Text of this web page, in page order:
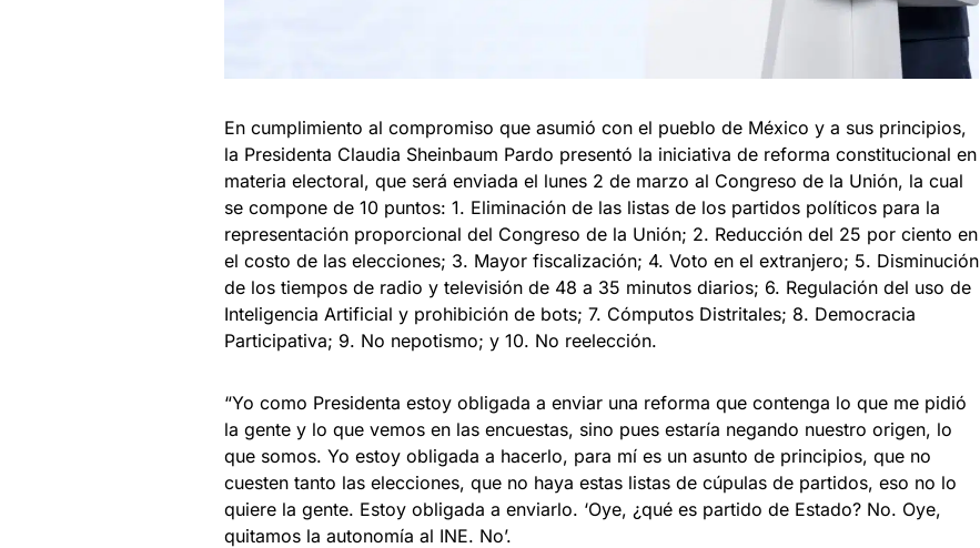
En cumplimiento al compromiso que asumió con el pueblo de México y a sus principios,
la Presidenta Claudia Sheinbaum Pardo presentó la iniciativa de reforma constitucional en
materia electoral, que será enviada el lunes 2 de marzo al Congreso de la Unión, la cual
se compone de 10 puntos: 1. Eliminación de las listas de los partidos políticos para la
representación proporcional del Congreso de la Unión; 2. Reducción del 25 por ciento en
el costo de las elecciones; 3. Mayor fiscalización; 4. Voto en el extranjero; 5. Disminución
de los tiempos de radio y televisión de 48 a 35 minutos diarios; 6. Regulación del uso de
Inteligencia Artificial y prohibición de bots; 7. Cómputos Distritales; 8. Democracia
Participativa; 9. No nepotismo; y 10. No reelección.
“Yo como Presidenta estoy obligada a enviar una reforma que contenga lo que me pidió
la gente y lo que vemos en las encuestas, sino pues estaría negando nuestro origen, lo
que somos. Yo estoy obligada a hacerlo, para mí es un asunto de principios, que no
cuesten tanto las elecciones, que no haya estas listas de cúpulas de partidos, eso no lo
quiere la gente. Estoy obligada a enviarlo. ‘Oye, ¿qué es partido de Estado? No. Oye,
quitamos la autonomía al INE. No’.